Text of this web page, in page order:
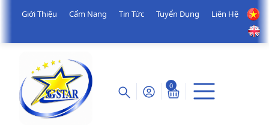
Giới Thiệu Cẩm Nang Tin Tức Tuyển Dụng Liên Hệ
0